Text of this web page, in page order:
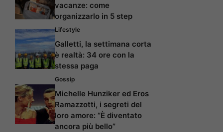
vacanze: come
organizzarlo in 5 step
Lifestyle
Galletti, la settimana corta
è realtà: 34 ore con la
stessa paga
Gossip
Michelle Hunziker ed Eros
Ramazzotti, i segreti del
loro amore: “È diventato
ancora più bello”